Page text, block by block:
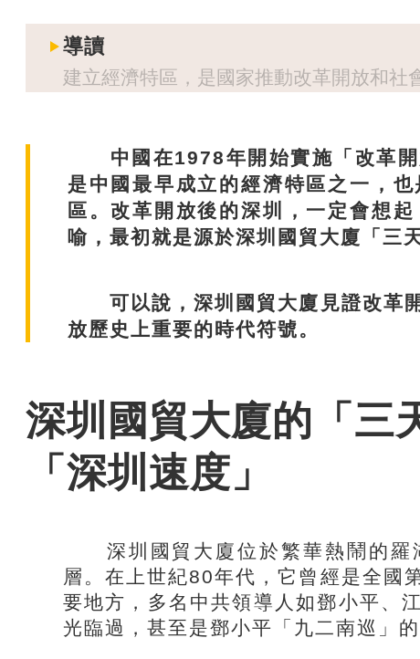
導讀
建立經濟特區，是國家推動改革開放和
中國在1978年開始實施「改革開
是中國最早成立的經濟特區之一，
區。改革開放後的深圳，一定會想
喻，最初就是源於深圳國貿大廈「三
可以說，深圳國貿大廈見證改革開
放歷史上重要的時代符號。
深圳國貿大廈的「三
「深圳速度」
深圳國貿大廈位於繁華熱鬧的羅
層。在上世紀80年代，它曾經是全國
要地方，多名中共領導人如鄧小平、
光臨過，甚至是鄧小平「九二南巡」的